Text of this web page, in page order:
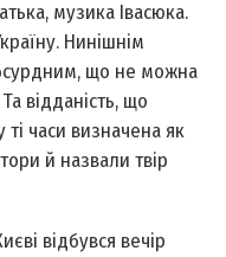
музика Івасюка.
Нинішнім
що не можна
відданість, що
ті часи визначена як
й назвали твір
відбувся вечір